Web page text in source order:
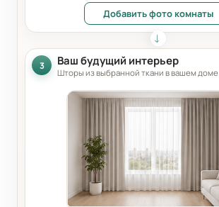
Добавить фото комнаты
3 Ваш будущий интерьер
Шторы из выбранной ткани в вашем доме